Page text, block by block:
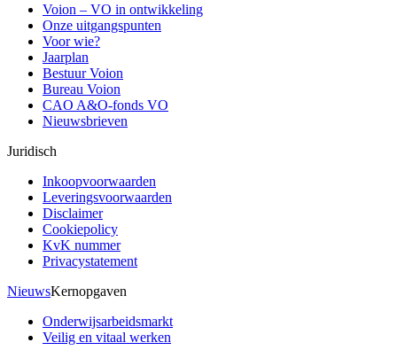
Voion – VO in ontwikkeling
Onze uitgangspunten
Voor wie?
Jaarplan
Bestuur Voion
Bureau Voion
CAO A&O-fonds VO
Nieuwsbrieven
Juridisch
Inkoopvoorwaarden
Leveringsvoorwaarden
Disclaimer
Cookiepolicy
KvK nummer
Privacystatement
NieuwsKernopgaven
Onderwijsarbeidsmarkt
Veilig en vitaal werken